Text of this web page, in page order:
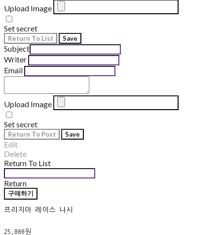
Upload Image
Set secret
Return To List Save
Subject
Writer
Email
Upload Image
Set secret
Return To Post Save
Edit
Delete
Return To List
Return
구매하기
프리지아 레이스 나시
25,000원